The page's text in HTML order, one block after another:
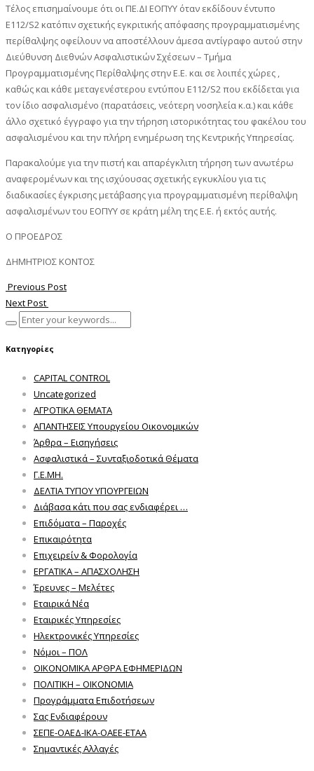
Τέλος επισημαίνουμε ότι οι ΠΕ.ΔΙ ΕΟΠΥΥ όταν εκδίδουν έντυπο
Ε112/S2 κατόπιν σχετικής εγκριτικής απόφασης προγραμματισμένης
περίθαλψης οφείλουν να αποστέλλουν άμεσα αντίγραφο αυτού στην
Διεύθυνση Διεθνών Ασφαλιστικών Σχέσεων – Τμήμα
Προγραμματισμένης Περίθαλψης στην Ε.Ε. και σε λοιπές χώρες ,
καθώς και κάθε μεταγενέστερου εντύπου Ε112/S2 που εκδίδεται για
τον ίδιο ασφαλισμένο (παρατάσεις, νεότερη νοσηλεία κ.α.) και κάθε
άλλο σχετικό έγγραφο για την τήρηση ιστορικότητας του φακέλου του
ασφαλισμένου και την πλήρη ενημέρωση της Κεντρικής Υπηρεσίας.
Παρακαλούμε για την πιστή και απαρέγκλιτη τήρηση των ανωτέρω
αναφερομένων και της ισχύουσας σχετικής εγκυκλίου για τις
διαδικασίες έγκρισης μετάβασης για προγραμματισμένη περίθαλψη
ασφαλισμένων του ΕΟΠΥΥ σε κράτη μέλη της Ε.Ε. ή εκτός αυτής.
Ο ΠΡΟΕΔΡΟΣ
ΔΗΜΗΤΡΙΟΣ ΚΟΝΤΟΣ
Previous Post
Next Post
Κατηγορίες
CAPITAL CONTROL
Uncategorized
ΑΓΡΟΤΙΚΑ ΘΕΜΑΤΑ
ΑΠΑΝΤΗΣΕΙΣ Υπουργείου Οικονομικών
Άρθρα – Εισηγήσεις
Ασφαλιστικά – Συνταξιοδοτικά Θέματα
Γ.Ε.ΜΗ.
ΔΕΛΤΙΑ ΤΥΠΟΥ ΥΠΟΥΡΓΕΙΩΝ
Διάβασα κάτι που σας ενδιαφέρει …
Επιδόματα – Παροχές
Επικαιρότητα
Επιχειρείν & Φορολογία
ΕΡΓΑΤΙΚΑ – ΑΠΑΣΧΟΛΗΣΗ
Έρευνες – Μελέτες
Εταιρικά Νέα
Εταιρικές Υπηρεσίες
Ηλεκτρονικές Υπηρεσίες
Νόμοι – ΠΟΛ
ΟΙΚΟΝΟΜΙΚΑ ΑΡΘΡΑ ΕΦΗΜΕΡΙΔΩΝ
ΠΟΛΙΤΙΚΗ – ΟΙΚΟΝΟΜΙΑ
Προγράμματα Επιδοτήσεων
Σας Ενδιαφέρουν
ΣΕΠΕ-ΟΑΕΔ-ΙΚΑ-ΟΑΕΕ-ΕΤΑΑ
Σημαντικές Αλλαγές